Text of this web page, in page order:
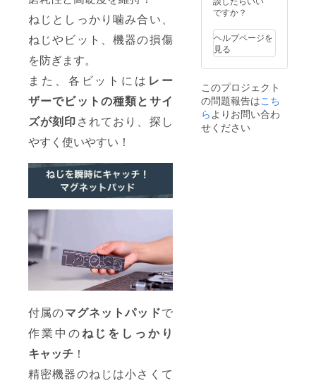
ねじとしっかり噛み合い、
ねじやビット、機器の損傷
を防ぎます。
また、各ビットには レー
ザーでビットの種類とサイ
ズが刻印されており、探し
やすく使いやすい！
付属のマグネットパッドで
作業中のねじをしっかり
キャッチ ！
精密機器のねじは小さくて
ライン
プなど
にて一
般販売
開始予
す。
もござ
す。 ※
類似商
品が発
生する
があり
ます。
ご了承
頂いた
上でご
ですか？
ヘルプページを
見る
このプロジェクト
の問題報告はこち
ら よりお問い合わ
せください